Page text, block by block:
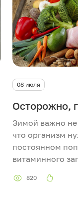
08 июля
Осторожно,
Зимой важно не
что организм
постоянном
витаминного
820